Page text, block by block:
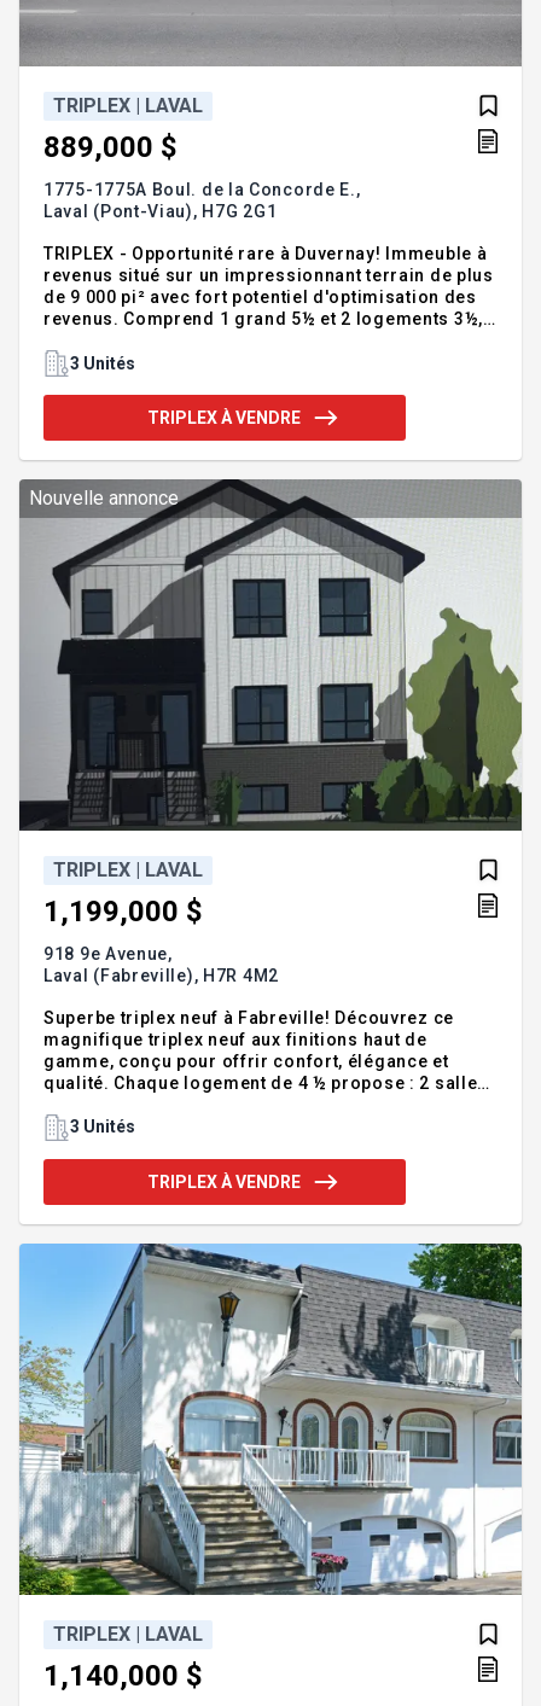
TRIPLEX | LAVAL
889,000 $
1775-1775A Boul. de la Concorde E.,
Laval (Pont-Viau), H7G 2G1
TRIPLEX - Opportunité rare à Duvernay! Immeuble à
revenus situé sur un impressionnant terrain de plus
de 9 000 pi² avec fort potentiel d'optimisation des
revenus. Comprend 1 grand 5½ et 2 logements 3½,
sécheuse. Les trois unités sont situées sur le même
la grande cour arrière clôturée, au cabanon ainsi
qu'à des espaces de stationnement en façade de
proximité de l'A-19, des principaux axes routiers,
des s
3 Unités
TRIPLEX À VENDRE
Nouvelle annonce
TRIPLEX | LAVAL
1,199,000 $
918 9e Avenue,
Laval (Fabreville), H7R 4M2
Superbe triplex neuf à Fabreville! Découvrez ce
magnifique triplex neuf aux finitions haut de
gamme, conçu pour offrir confort, élégance et
qualité. Chaque logement de 4 ½ propose : 2 salles
quartz. Une finition moderne et raffinée. Le
que ce soit pour un propriétaire occupant ou un
investisseur à la recherche d'une propriété de
3 Unités
TRIPLEX À VENDRE
TRIPLEX | LAVAL
1,140,000 $